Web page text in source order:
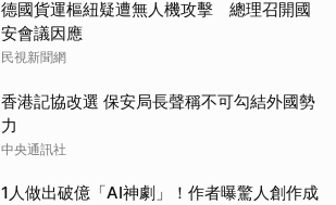
德國貨運樞紐疑遭無人機攻擊 總理召開國
安會議因應
民視新聞網
香港記協改選 保安局長聲稱不可勾結外國勢
力
中央通訊社
1人做出破億「AI神劇」！作者曝驚人創作成